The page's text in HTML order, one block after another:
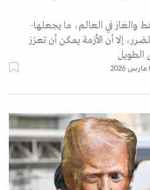
والغاز في العالم، ما يجعلها-
إلا أن الأزمة يمكن أن تعزز
الطويل